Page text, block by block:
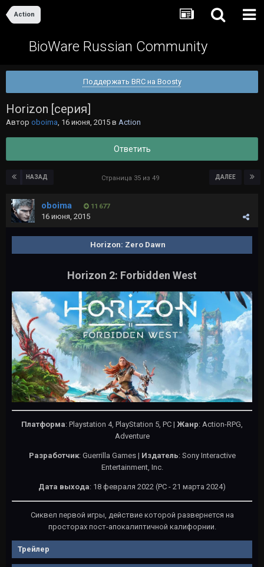
Action
BioWare Russian Community
Поддержать BRC на Boosty
Horizon [серия]
Автор oboima, 16 июня, 2015 в Action
Ответить
НАЗАД ДАЛЕЕ
Страница 35 из 49
oboima 11 677
16 июня, 2015
Horizon: Zero Dawn
Horizon 2: Forbidden West
Платформа: Playstation 4, PlayStation 5, PC | Жанр: Action-RPG,
Adventure
Разработчик: Guerrilla Games | Издатель: Sony Interactive
Entertainment, Inc.
Дата выхода: 18 февраля 2022 (PC - 21 марта 2024)
Сиквел первой игры, действие которой развернется на
просторах пост-апокалиптичной калифорнии.
Трейлер